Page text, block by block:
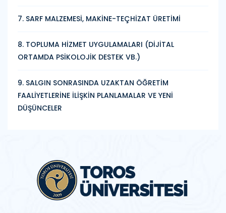
7. SARF MALZEMESİ, MAKİNE-TEÇHİZAT ÜRETİMİ
8. TOPLUMA HİZMET UYGULAMALARI (DİJİTAL
ORTAMDA PSİKOLOJİK DESTEK VB.)
9. SALGIN SONRASINDA UZAKTAN ÖĞRETİM
FAALİYETLERİNE İLİŞKİN PLANLAMALAR VE YENİ
DÜŞÜNCELER